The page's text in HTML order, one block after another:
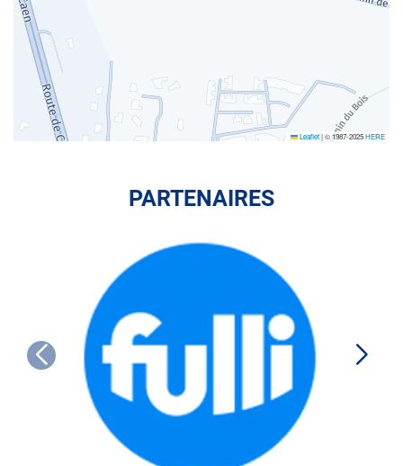
Leaflet|© 1987-2025HERE
PARTENAIRES